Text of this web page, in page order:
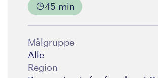
45 min
Målgruppe
Alle
Region